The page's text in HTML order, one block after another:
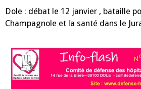
le
12
janvier
Dole : débat le 12 janvier , bataille
Champagnole et la santé dans le